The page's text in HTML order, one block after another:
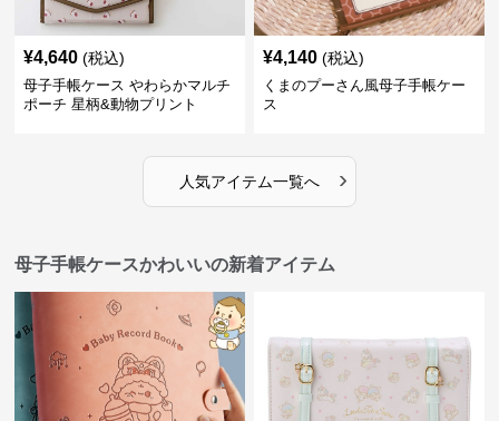
¥4,640 (税込)
母子手帳ケース やわらかマルチ
ポーチ 星柄&動物プリント
¥4,140 (税込)
くまのプーさん風母子手帳ケー
ス
人気アイテム一覧へ ›
母子手帳ケースかわいいの新着アイテム